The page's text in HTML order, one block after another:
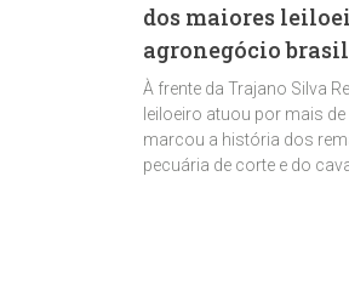
dos maiores
agronegócio
À frente da Trajano Silva
leiloeiro atuou por mais
marcou a história dos
pecuária de corte e do